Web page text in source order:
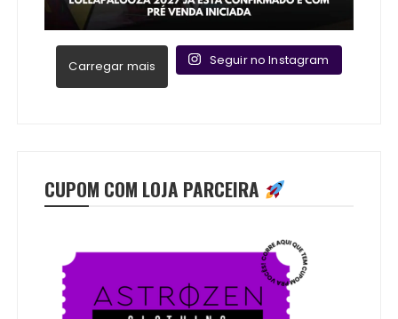
Carregar mais Seguir no Instagram
CUPOM COM LOJA PARCEIRA